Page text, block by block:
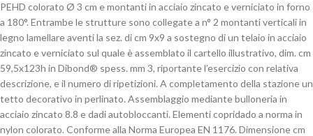
PEHD colorato Ø 3 cm e montanti in acciaio zincato e verniciato in forno
a 180°. Entrambe le strutture sono collegate a n° 2 montanti verticali in
legno lamellare aventi la sez. di cm 9x9 a sostegno di un telaio in acciaio
zincato e verniciato sul quale è assemblato il cartello illustrativo, dim. cm
59,5x123h in Dibond® spess. mm 3, riportante l’esercizio con relativa
descrizione, e il numero di ripetizioni. A completamento della stazione un
tetto decorativo in perlinato. Assemblaggio mediante bulloneria in
acciaio zincato 8.8 e dadi autobloccanti. Elementi copridado a norma in
nylon colorato. Conforme alla Norma Europea EN 1176. Dimensione cm